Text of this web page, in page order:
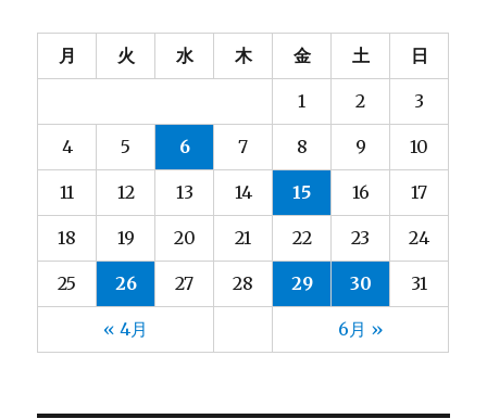
月 火 水 木 金 土 日
« 4月 6月 »
1 2 3
4 5 6 7 8 9 10
11 12 13 14 15 16 17
18 19 20 21 22 23 24
25 26 27 28 29 30 31